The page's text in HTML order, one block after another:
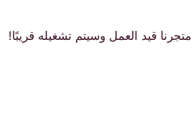
قيد العمل وسيتم تشغيله قريبًا!